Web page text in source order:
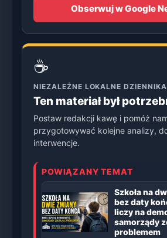
Obserwuj w Google
☕
NIEZALEŻNE LOKALNE
Ten materiał był
Postaw redakcji kawę i pomóż
przygotowywać kolejne analizy,
interwencje.
POWIĄZANY TEMAT
Szkoła na
bez daty
liczy na
samorządy
problemem